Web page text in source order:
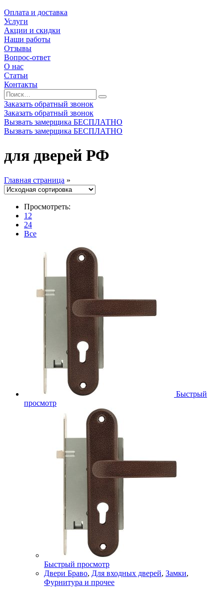
Оплата и доставка
Услуги
Акции и скидки
Наши работы
Отзывы
Вопрос-ответ
О нас
Статьи
Контакты
Заказать обратный звонок
Заказать обратный звонок
Вызвать замерщика БЕСПЛАТНО
Вызвать замерщика БЕСПЛАТНО
для дверей РФ
Главная страница »
Просмотреть:
12
24
Все
Быстрый
просмотр
Быстрый просмотр
Двери Браво, Для входных дверей, Замки,
Фурнитура и прочее